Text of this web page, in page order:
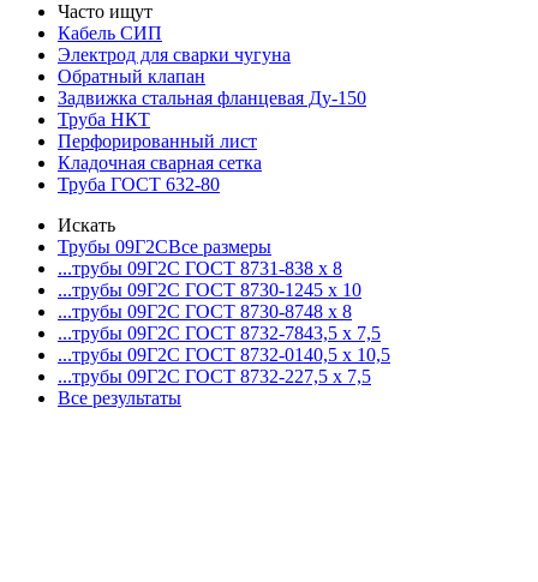
Часто ищут
Кабель СИП
Электрод для сварки чугуна
Обратный клапан
Задвижка стальная фланцевая Ду-150
Труба НКТ
Перфорированный лист
Кладочная сварная сетка
Труба ГОСТ 632-80
Искать
Трубы 09Г2СВсе размеры
...трубы 09Г2С ГОСТ 8731-838 x 8
...трубы 09Г2С ГОСТ 8730-1245 x 10
...трубы 09Г2С ГОСТ 8730-8748 x 8
...трубы 09Г2С ГОСТ 8732-7843,5 x 7,5
...трубы 09Г2С ГОСТ 8732-0140,5 x 10,5
...трубы 09Г2С ГОСТ 8732-227,5 x 7,5
Все результаты